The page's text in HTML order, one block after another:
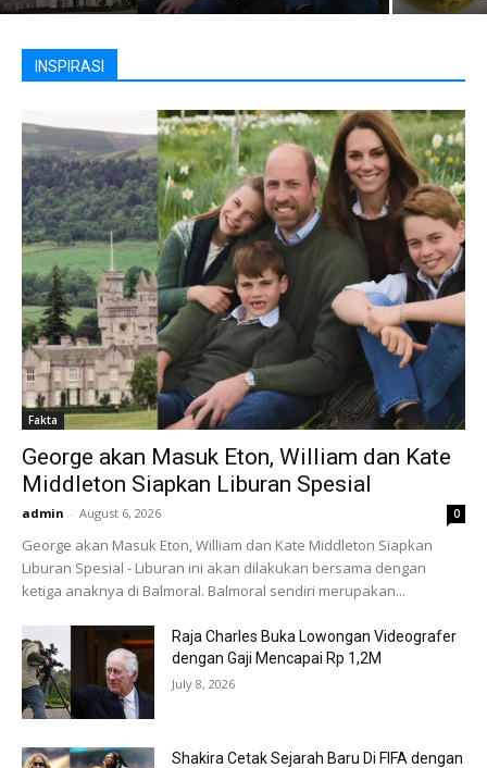
INSPIRASI
Fakta
George akan Masuk Eton, William dan Kate
Middleton Siapkan Liburan Spesial
admin - August 6, 2026 0
George akan Masuk Eton, William dan Kate Middleton Siapkan
Liburan Spesial - Liburan ini akan dilakukan bersama dengan
ketiga anaknya di Balmoral. Balmoral sendiri merupakan...
Raja Charles Buka Lowongan Videografer
dengan Gaji Mencapai Rp 1,2M
July 8, 2026
Shakira Cetak Sejarah Baru Di FIFA dengan